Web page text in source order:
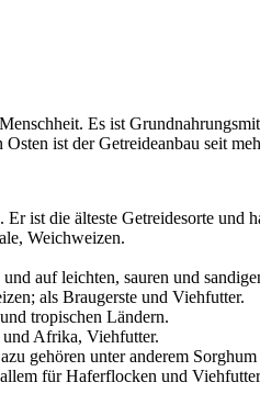
Es ist
ist der Getreideanbau seit
ist die älteste Getreidesorte und
Weichweizen.
auf leichten, sauren und
als Braugerste und Viehfutter.
tropischen Ländern.
Afrika, Viehfutter.
gehören unter anderem
für Haferflocken und